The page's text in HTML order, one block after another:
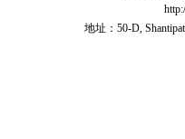
地址：50-D,